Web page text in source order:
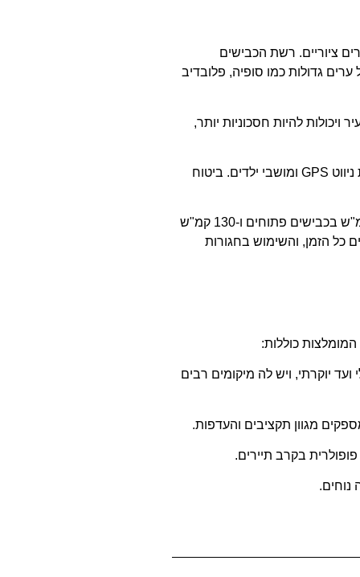
ציוריים. רשת הכבישים
גדולות כמו סופיה, פלובדיב
להיות חסכוניות יותר,
רוב חברות השכרת הרכב בבולגריה מציעות מגוון שירותים, כולל השכרות חד כיווניות, השכרות לטווח ארוך ואפשרויות נוספות כמו מערכות ניווט GPS ומושבי ילדים. ביטוח
נהיגה בבולגריה מחייבת הקפדה על חוקי התעבורה והתקנות המקומיים. מגבלות המהירות הן בדרך כלל 50 קמ"ש באזורים עירוניים, 90 קמ"ש בכבישים פתוחים ו-130 קמ"ש
כל הזמן, והשימוש בחגורות
כוללות:
יוקרתי, ויש לה מיקומים רבים
בקרב תיירים.